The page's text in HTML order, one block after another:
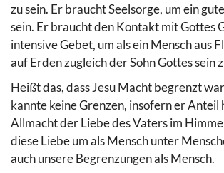
zu sein. Er braucht Seelsorge, um ein
sein. Er braucht den Kontakt mit Gottes
intensive Gebet, um als ein Mensch aus
auf Erden zugleich der Sohn Gottes sein
Heißt das, dass Jesu Macht begrenzt
kannte keine Grenzen, insofern er Anteil
Allmacht der Liebe des Vaters im
diese Liebe um als Mensch unter
auch unsere Begrenzungen als Mensch.